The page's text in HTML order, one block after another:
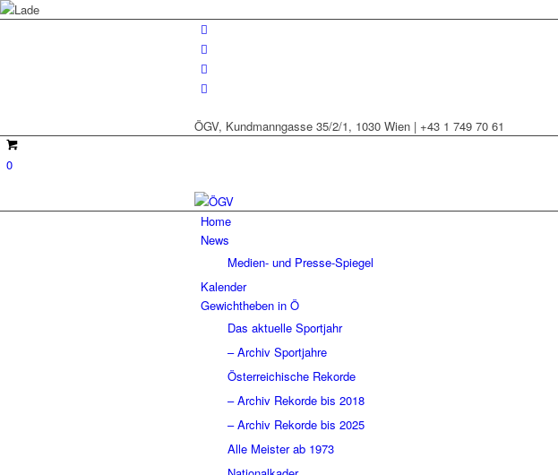
ÖGV, Kundmanngasse 35/2/1, 1030 Wien | +43 1 749 70 61
0
Home
News
Medien- und Presse-Spiegel
Kalender
Gewichtheben in Ö
Das aktuelle Sportjahr
– Archiv Sportjahre
Österreichische Rekorde
– Archiv Rekorde bis 2018
– Archiv Rekorde bis 2025
Alle Meister ab 1973